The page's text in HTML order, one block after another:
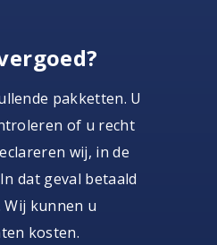
pakketten. U
of u recht
wij, in de
dat geval betaald
Wij kunnen u
kosten.